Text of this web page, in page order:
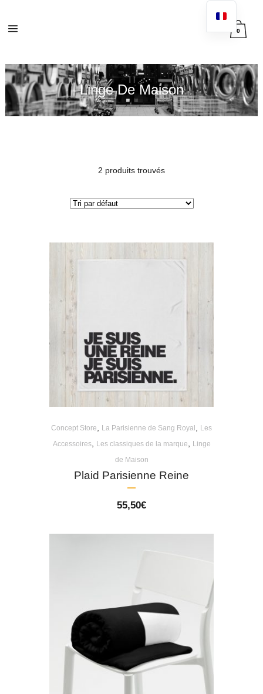
0
Linge De Maison
2 produits trouvés
Concept Store La Parisienne de Sang Royal
Les
Accessoires, Les classiques de la marque
Linge
de Maison
Plaid Parisienne Reine
55,50€